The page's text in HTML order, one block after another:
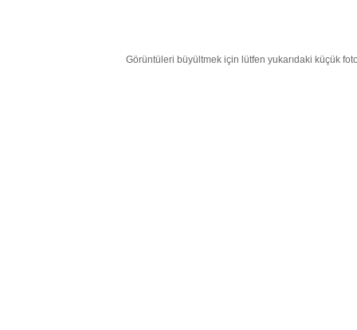
Görüntüleri büyültmek için lütfen yukarıdaki küçük